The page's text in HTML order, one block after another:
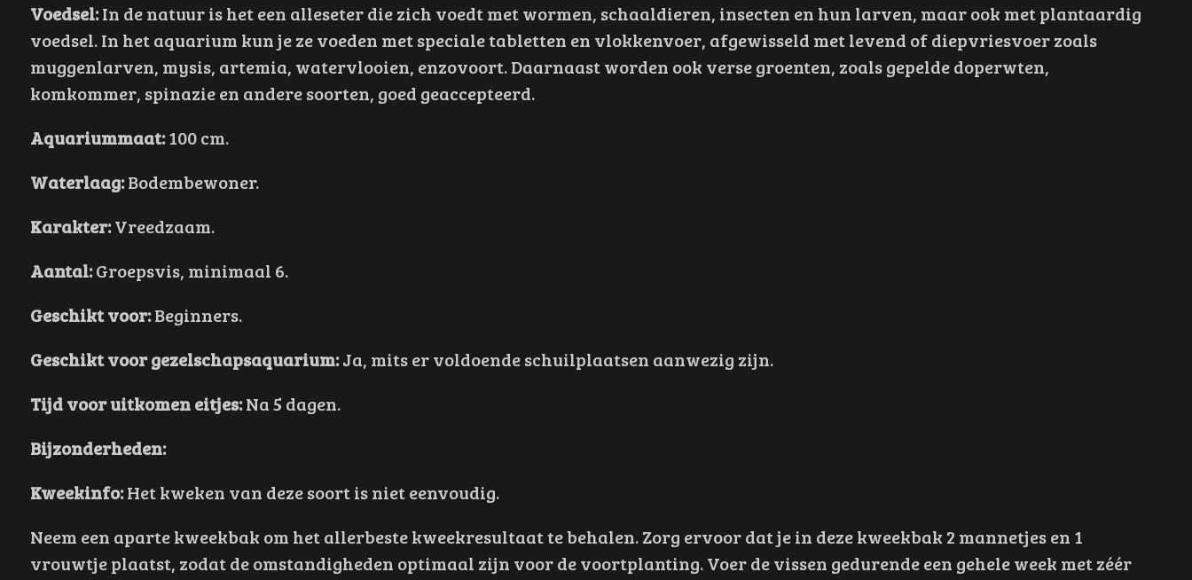
Voedsel:In de natuur is het een alleseter die zich voedt met wormen, schaaldieren, insecten en hun larven, maar ook met plantaardig
voedsel. In het aquarium kun je ze voeden met speciale tabletten en vlokkenvoer, afgewisseld met levend of diepvriesvoer zoals
muggenlarven, mysis, artemia, watervlooien, enzovoort. Daarnaast worden ook verse groenten, zoals gepelde doperwten,
komkommer, spinazie en andere soorten, goed geaccepteerd.
Aquariummaat:100 cm.
Waterlaag:Bodembewoner.
Karakter:Vreedzaam.
Aantal:Groepsvis, minimaal 6.
Geschikt voor:Beginners.
Geschikt voor gezelschapsaquarium:Ja, mits er voldoende schuilplaatsen aanwezig zijn.
Tijd voor uitkomen eitjes:Na 5 dagen.
Bijzonderheden:
Kweekinfo:Het kweken van deze soort is niet eenvoudig.
Neem een aparte kweekbak om het allerbeste kweekresultaat te behalen. Zorg ervoor dat je in deze kweekbak 2 mannetjes en 1
vrouwtje plaatst, zodat de omstandigheden optimaal zijn voor de voortplanting. Voer de vissen gedurende een gehele week met zéér